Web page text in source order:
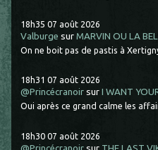
18h35 07 août 2026
Valburge surMARVIN OU LA
On ne boit pas de pastis à
18h31 07 août 2026
@Princécranoir surI WANT
Oui après ce grand calme les
18h30 07 août 2026